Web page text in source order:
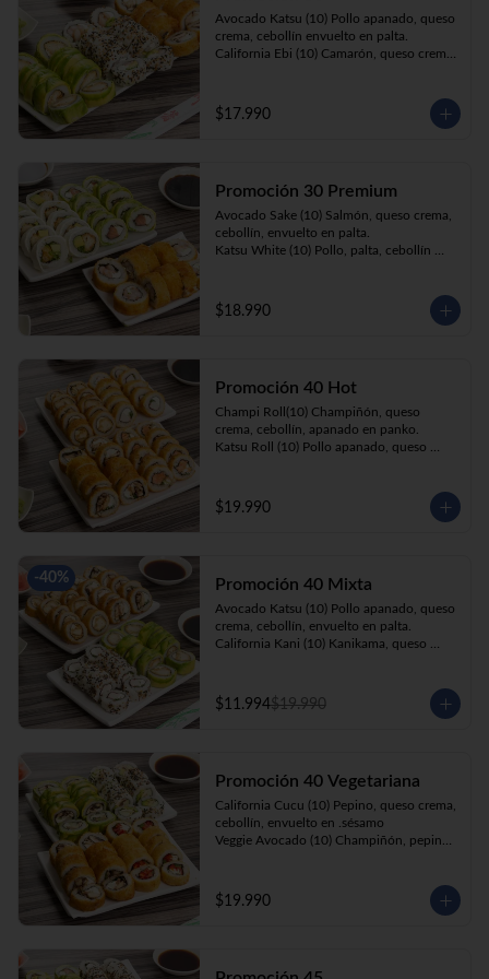
crema envuelto en panko.
Avocado Katsu (10) Pollo apanado, queso
crema, cebollín envuelto en palta.
California Ebi (10) Camarón, queso crema,
crema, cebollín, apanado en panko.
$17.990
Promoción 30 Premium
Avocado Sake (10) Salmón, queso crema,
cebollín, envuelto en palta.
Katsu White (10) Pollo, palta, cebollín
cebollín, apanado en panko.
$18.990
Promoción 40 Hot
Champi Roll(10) Champiñón, queso
crema, cebollín, apanado en panko.
Katsu Roll (10) Pollo apanado, queso
cebollín, apanado en panko.
Kani Roll(10) Kanikama, queso crema,
$19.990
-40% Promoción 40 Mixta
Avocado Katsu (10) Pollo apanado, queso
crema, cebollín, envuelto en palta.
California Kani (10) Kanikama, queso
crema, cebollín, apanado en panko.
Champi Roll (10) Champiñón, queso
$11.994$19.990
Promoción 40 Vegetariana
California Cucu (10) Pepino, queso crema,
cebollín, envuelto en .sésamo
Veggie Avocado (10) Champiñón, pepino,
crema envuelto en panko.
Champi Roll(10) Champiñón, queso
$19.990